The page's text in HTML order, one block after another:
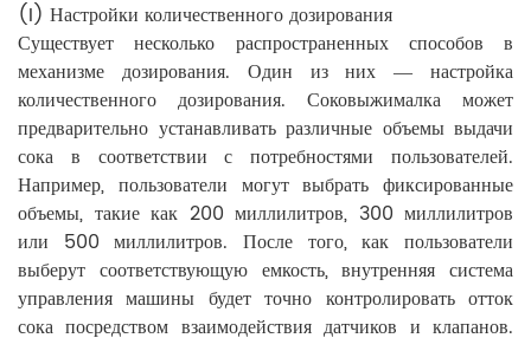
(I) Настройки количественного дозирования
Существует несколько распространенных способов в
механизме дозирования. Один из них — настройка
количественного дозирования. Соковыжималка может
предварительно устанавливать различные объемы выдачи
сока в соответствии с потребностями пользователей.
Например, пользователи могут выбрать фиксированные
объемы, такие как 200 миллилитров, 300 миллилитров
или 500 миллилитров. После того, как пользователи
выберут соответствующую емкость, внутренняя система
управления машины будет точно контролировать отток
сока посредством взаимодействия датчиков и клапанов.